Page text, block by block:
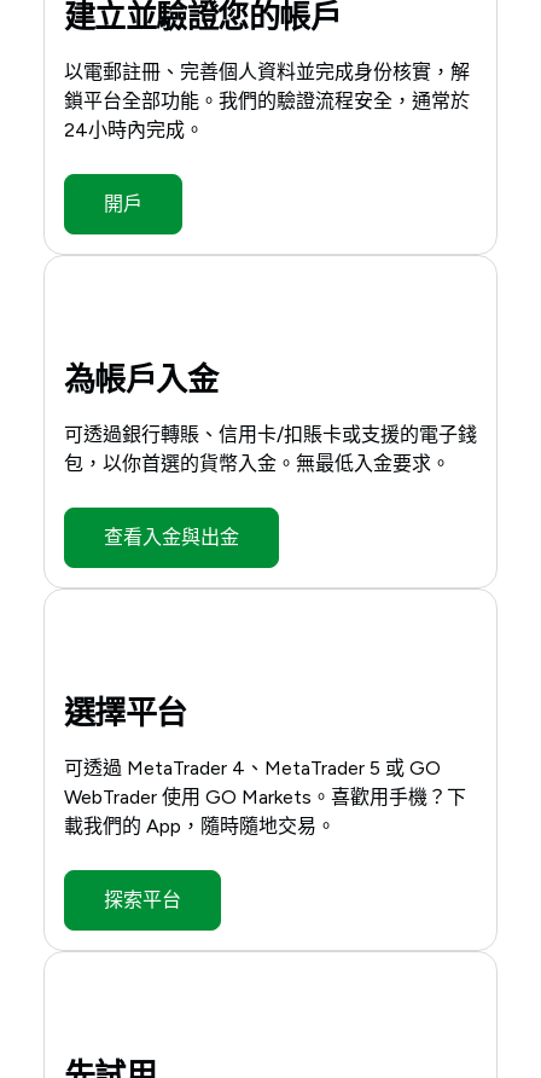
建立並驗證您的帳戶
以電郵註冊、完善個人資料並完成身份核實，解
鎖平台全部功能。我們的驗證流程安全，通常於
24小時內完成。
開戶
為帳戶入金
可透過銀行轉賬、信用卡/扣賬卡或支援的電子錢
包，以你首選的貨幣入金。無最低入金要求。
查看入金與出金
選擇平台
可透過 MetaTrader 4、MetaTrader 5 或 GO
WebTrader 使用 GO Markets。喜歡用手機？下
載我們的 App，隨時隨地交易。
探索平台